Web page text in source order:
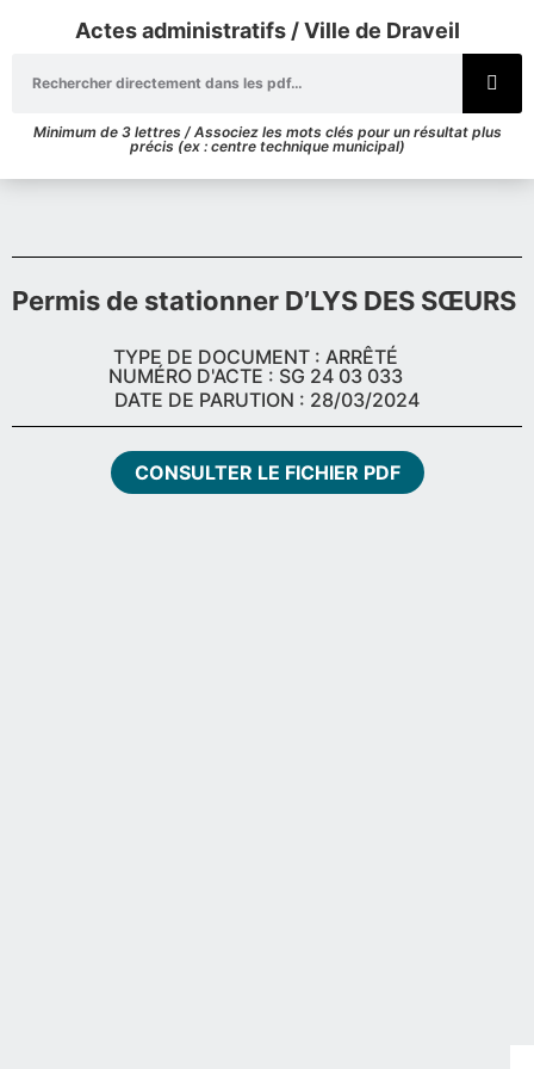
Actes administratifs / Ville de Draveil
Minimum de 3 lettres / Associez les mots clés pour un résultat plus
précis (ex : centre technique municipal)
Permis de stationner D’LYS DES SŒURS
TYPE DE DOCUMENT : ARRÊTÉ
NUMÉRO D'ACTE : SG 24 03 033
DATE DE PARUTION : 28/03/2024
CONSULTER LE FICHIER PDF